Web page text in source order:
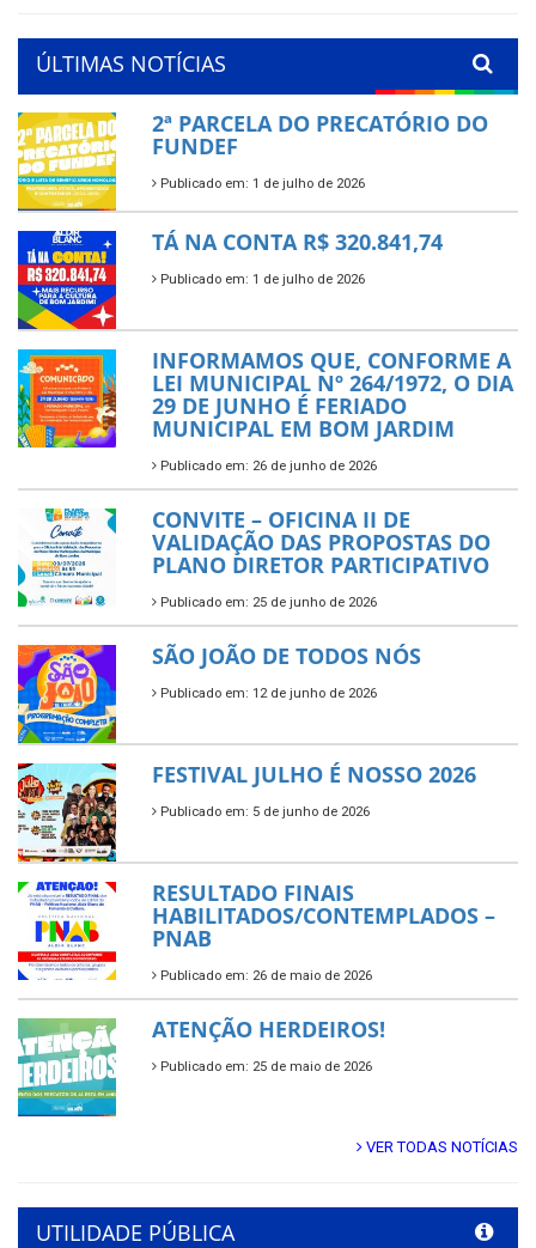
ÚLTIMAS NOTÍCIAS
2ª PARCELA DO PRECATÓRIO DO
FUNDEF
Publicado em: 1 de julho de 2026
TÁ NA CONTA R$ 320.841,74
Publicado em: 1 de julho de 2026
INFORMAMOS QUE, CONFORME A
LEI MUNICIPAL Nº 264/1972, O DIA
29 DE JUNHO É FERIADO
MUNICIPAL EM BOM JARDIM
Publicado em: 26 de junho de 2026
CONVITE – OFICINA II DE
VALIDAÇÃO DAS PROPOSTAS DO
PLANO DIRETOR PARTICIPATIVO
Publicado em: 25 de junho de 2026
SÃO JOÃO DE TODOS NÓS
Publicado em: 12 de junho de 2026
FESTIVAL JULHO É NOSSO 2026
Publicado em: 5 de junho de 2026
RESULTADO FINAIS
HABILITADOS/CONTEMPLADOS –
PNAB
Publicado em: 26 de maio de 2026
ATENÇÃO HERDEIROS!
Publicado em: 25 de maio de 2026
VER TODAS NOTÍCIAS
UTILIDADE PÚBLICA